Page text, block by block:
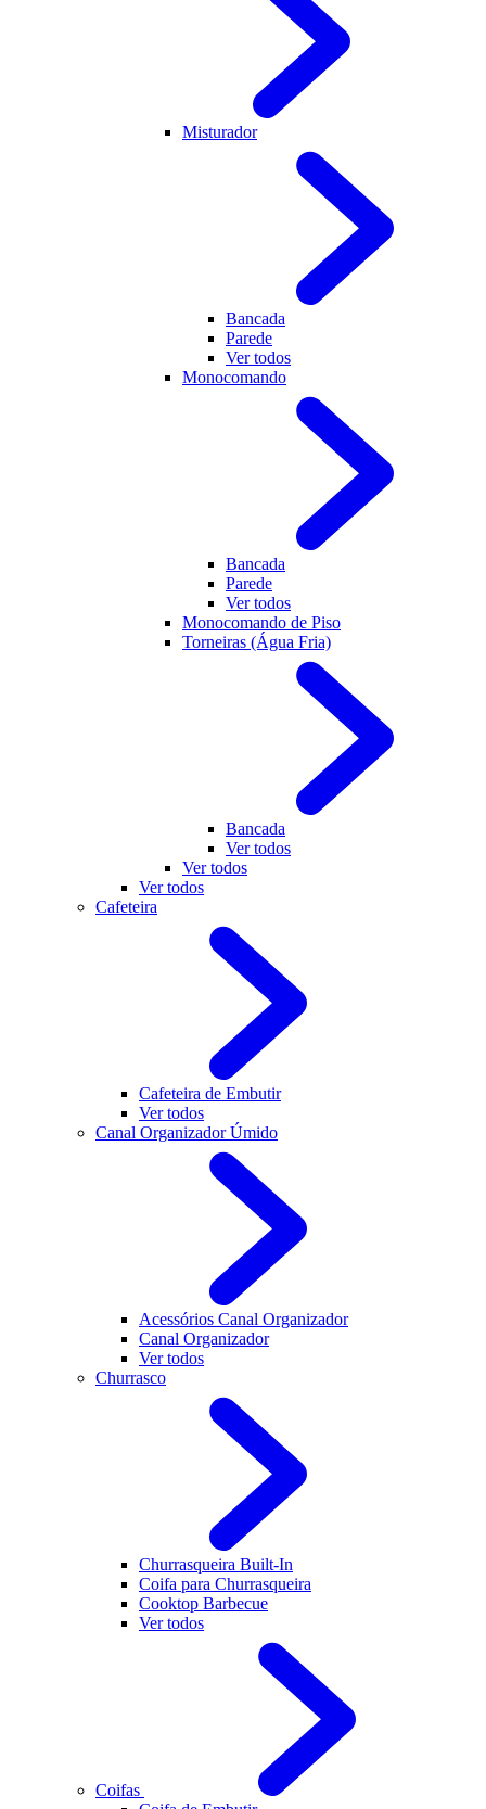
Misturador
Bancada
Parede
Ver todos
Monocomando
Bancada
Parede
Ver todos
Monocomando de Piso
Torneiras (Água Fria)
Bancada
Ver todos
Ver todos
Ver todos
Cafeteira
Cafeteira de Embutir
Ver todos
Canal Organizador Úmido
Acessórios Canal Organizador
Canal Organizador
Ver todos
Churrasco
Churrasqueira Built-In
Coifa para Churrasqueira
Cooktop Barbecue
Ver todos
Coifas